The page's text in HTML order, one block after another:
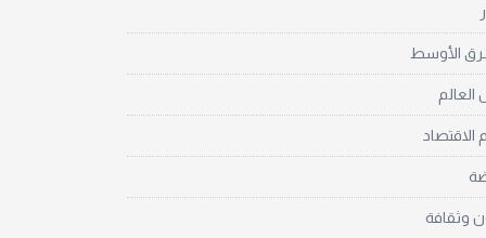
الأوسط
العالم
الاقتصاد
وثقافة